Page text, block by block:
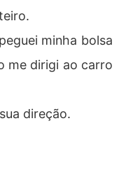
minha bolsa
me dirigi ao carro
direção.